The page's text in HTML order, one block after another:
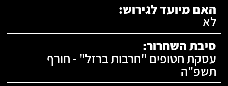
האם מיועד לגירוש:
לא
סיבת השחרור:
עסקת חטופים "חרבות ברזל" - חורף
תשפ"ה